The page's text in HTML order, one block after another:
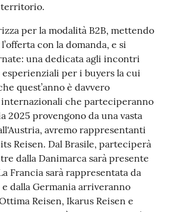
per la modalità B2B, mettendo
con la domanda, e si
una dedicata agli incontri
esperienziali per i buyers la cui
quest’anno è davvero
che parteciperanno
2025 provengono da una vasta
avremo rappresentanti
Reisen. Dal Brasile, parteciperà
dalla Danimarca sarà presente
Francia sarà rappresentata da
dalla Germania arriveranno
Reisen, Ikarus Reisen e